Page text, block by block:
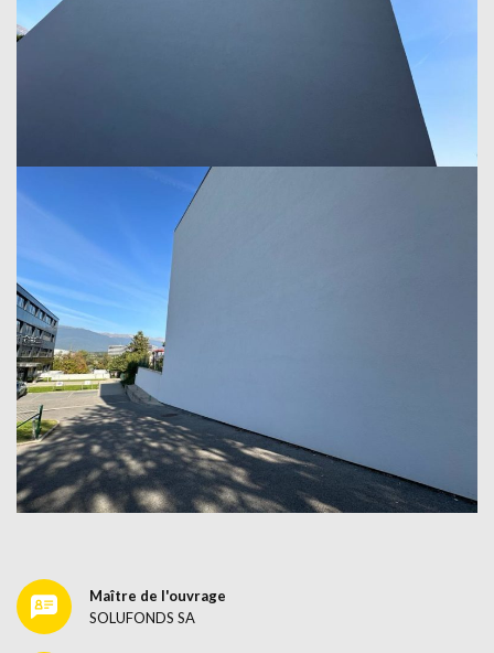
Maître de l'ouvrage
SOLUFONDS SA